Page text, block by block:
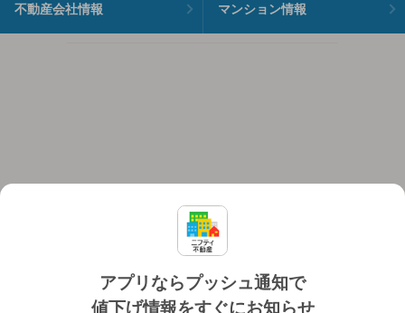
アプリならプッシュ通知で
値下げ情報をすぐにお知らせ
不動産会社情報 マンション情報